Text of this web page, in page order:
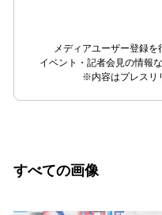
メディアユーザー登録を
イベント・記者会見の情報
※内容はプレスリ
すべての画像